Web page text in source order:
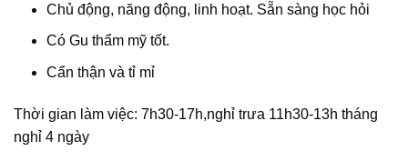
Chủ động, năng động, linh hoạt. Sẵn sàng học hỏi
Có Gu thẩm mỹ tốt.
Cẩn thận và tỉ mỉ
Thời gian làm việc: 7h30-17h,nghỉ trưa 11h30-13h tháng
nghỉ 4 ngày